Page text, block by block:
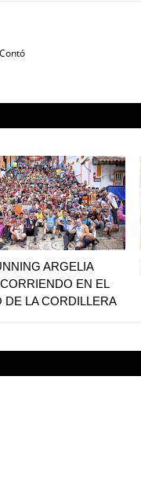
ARGELIA
EN EL
DE LA CORDILLERA